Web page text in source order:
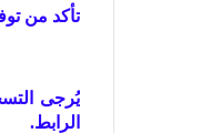
تأكد من
يُرجى
الرابط.